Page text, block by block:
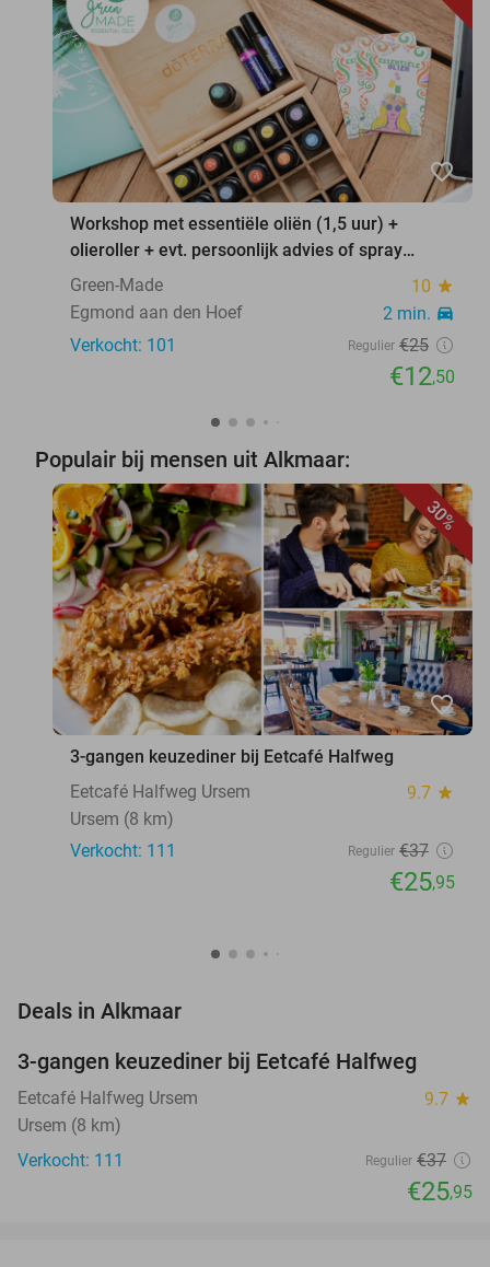
favorite_border
Workshop met essentiële oliën (1,5 uur) +
olieroller + evt. persoonlijk advies of spray
maken
Green-Made 10 star
Egmond aan den Hoef 2 min. directions_car
Verkocht: 101 Regulier €25
€12,50
Populair bij mensen uit Alkmaar:
30%
favorite_border
3-gangen keuzediner bij Eetcafé Halfweg
Eetcafé Halfweg Ursem
9.7 star
Ursem (8 km)
Verkocht: 111
Regulier €37
€25,95
Deals in Alkmaar
3-gangen keuzediner bij Eetcafé Halfweg
Eetcafé Halfweg Ursem 9.7 star
Ursem (8 km)
Verkocht: 111
Regulier €37
€25,95